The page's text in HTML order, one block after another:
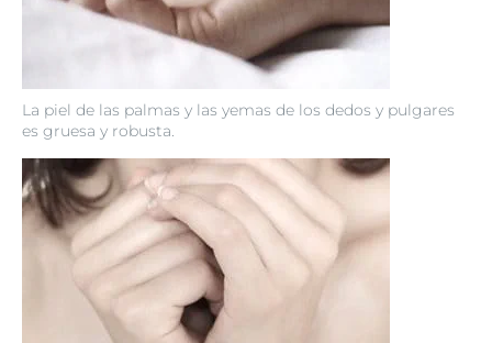
La piel de las palmas y las yemas de los dedos y pulgares
es gruesa y robusta.